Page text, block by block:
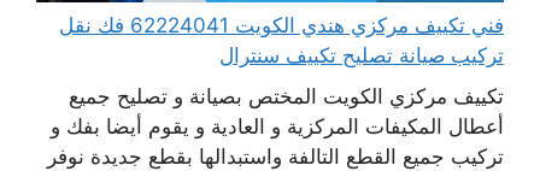
فني تكييف مركزي هندي الكويت 62224041 فك نقل
تركيب صيانة تصليح تكييف سنترال
تكييف مركزي الكويت المختص بصيانة و تصليح جميع
أعطال المكيفات المركزية و العادية و يقوم أيضا بفك و
تركيب جميع القطع التالفة واستبدالها بقطع جديدة نوفر